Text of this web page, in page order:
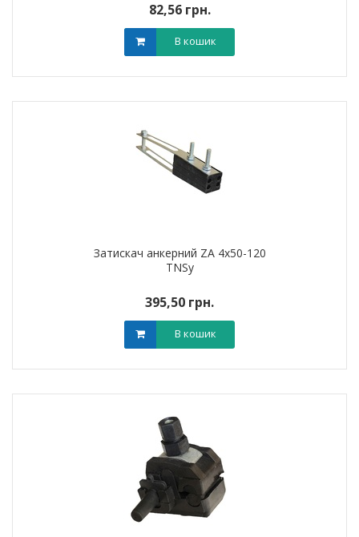
82,56 грн.
В кошик
Затискач анкерний ZA 4х50-120
TNSy
395,50 грн.
В кошик